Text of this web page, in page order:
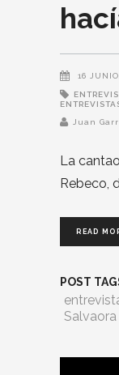
16
Juan
La
Rebeco,
READ
POST